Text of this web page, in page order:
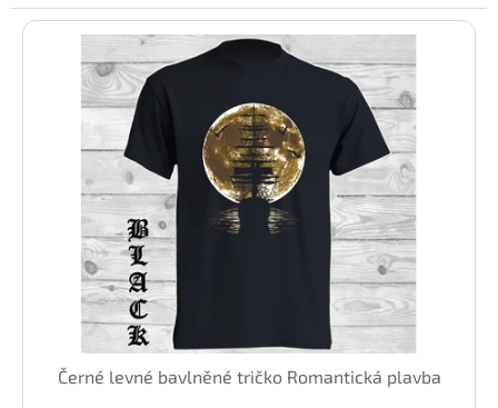
Černé levné bavlněné tričko Romantická plavba